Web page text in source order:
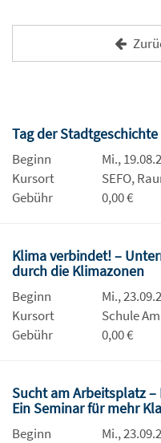
Tag der Stadtgeschichte
Beginn
Mi.,
Kursort
SEFO,
Gebühr
0,00 €
Klima verbindet! –
durch die Klimazonen
Beginn
Mi.,
Kursort
Schule
Gebühr
0,00 €
Sucht am Arbeitsplatz
Ein Seminar für mehr
Beginn
Mi.,